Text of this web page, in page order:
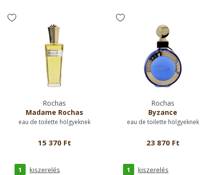
Rochas
Madame Rochas
eau de toilette hölgyeknek
15 370 Ft
1 kiszerelés
Rochas
Byzance
eau de toilette hölgyeknek
23 870 Ft
1 kiszerelés